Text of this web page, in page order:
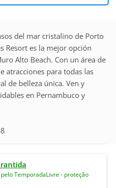
del mar cristalino de Porto
Resort es la mejor opción
Alto Beach. Con un área de
atracciones para todas las
de belleza única. Ven y
en Pernambuco y
TemporadaLivre - proteção